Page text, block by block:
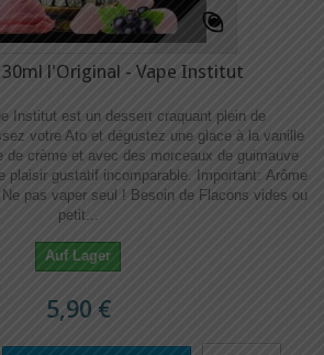
l'Original - Vape Institut
Institut est un dessert craquant plein de
votre Ato et dégustez une glace à la vanille
de crème et avec des morceaux de guimauve
plaisir gustatif incomparable. Important: Arôme
pas vaper seul ! Besoin de Flacons vides ou
petit...
Auf Lager
5,90 €